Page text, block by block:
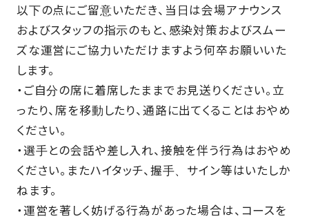
以下の点にご留意いただき、当日は会場アナウンス
およびスタッフの指示のもと、感染対策およびスムー
ズな運営にご協力いただけますよう何卒お願いいた
します。
・ご自分の席に着席したままでお見送りください。立
ったり、席を移動したり、通路に出てくることはおやめ
ください。
・選手との会話や差し入れ、接触を伴う行為はおやめ
ください。またハイタッチ、握手、サイン等はいたしか
ねます。
・運営を著しく妨げる行為があった場合は、コースを